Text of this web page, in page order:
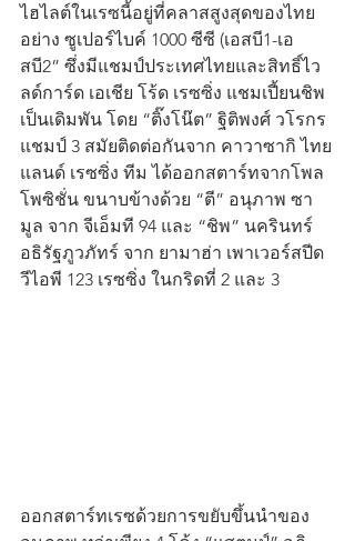
ไฮไลต์ในเรซนี้อยู่ที่คลาสสูงสุดของไทย
อย่าง ซูเปอร์ไบค์ 1000 ซีซี (เอสบี1-เอ
สบี2” ซึ่งมีแชมป์ประเทศไทยและสิทธิ์ไว
ลด์การ์ด เอเชีย โร้ด เรซซิ่ง แชมเปี้ยนชิพ
เป็นเดิมพัน โดย “ติ๊งโน๊ต” ฐิติพงศ์ วโรกร
แชมป์ 3 สมัยติดต่อกันจาก คาวาซากิ ไทย
แลนด์ เรซซิ่ง ทีม ได้ออกสตาร์ทจากโพล
โพซิชั่น ขนาบข้างด้วย “ตี” อนุภาพ ซา
มูล จาก จีเอ็มที 94 และ “ชิพ” นครินทร์
อธิรัฐภูวภัทร์ จาก ยามาฮ่า เพาเวอร์สปีด
วีไอพี 123 เรซซิ่ง ในกริดที่ 2 และ 3
ออกสตาร์ทเรซด้วยการขยับขึ้นนำของ